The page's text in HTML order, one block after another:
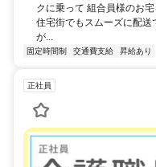
クに乗って 組合員様のお
住宅街でもスムーズに配
が...
固定時間制 交通費支給 昇給あり
正社員